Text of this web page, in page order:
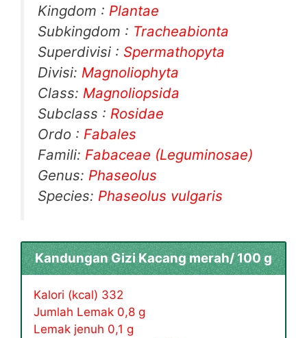
Kingdom : Plantae
Subkingdom : Tracheabionta
Superdivisi : Spermathopyta
Divisi: Magnoliophyta
Class: Magnoliopsida
Subclass : Rosidae
Ordo : Fabales
Famili: Fabaceae (Leguminosae)
Genus: Phaseolus
Species: Phaseolus vulgaris
Kandungan Gizi Kacang merah/ 100 g
Kalori (kcal) 332
Jumlah Lemak 0,8 g
Lemak jenuh 0,1 g